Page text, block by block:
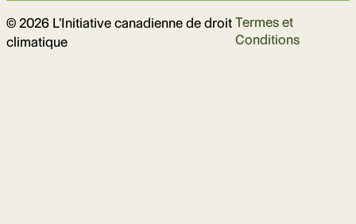
© 2026 L'Initiative canadienne de droit
climatique
Termes et
Conditions